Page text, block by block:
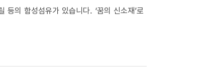
의 함성섬유가 있습니다. ‘꿈의 신소재’로